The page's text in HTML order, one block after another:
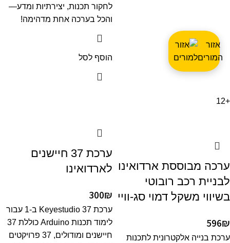
אזור
המורים
לחקור תכנות, יצירתיות ומדע—
והכל בערכה אחת מדהימה!
הוסף לסל
+12
ערכה מבוססת ארדואינו
לבניית רכב רובוטי
בשיווי משקל דמוי סג-וויי
596₪
ערכת בנייה אלקטרונית לתכנות
ערכת 37 חיישנים
לארדואינו
300₪
ערכת Keyestudio 37 ב-1 עבור
לימוד תכנות Arduino כוללת 37
חיישנים ומודולים, 37 פרויקטים